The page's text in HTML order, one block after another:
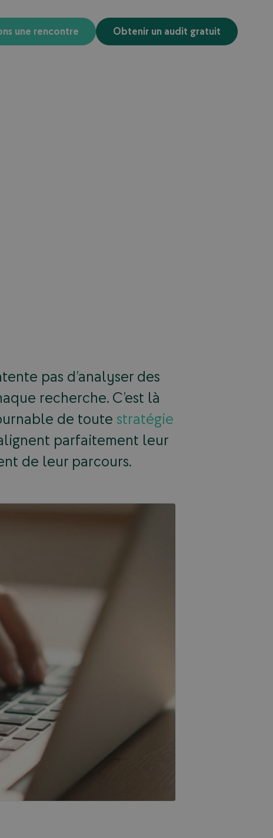
une rencontre Obtenir un audit gratuit
pas d’analyser des
recherche. C’est là
de toutestratégie
parfaitement leur
de leur parcours.